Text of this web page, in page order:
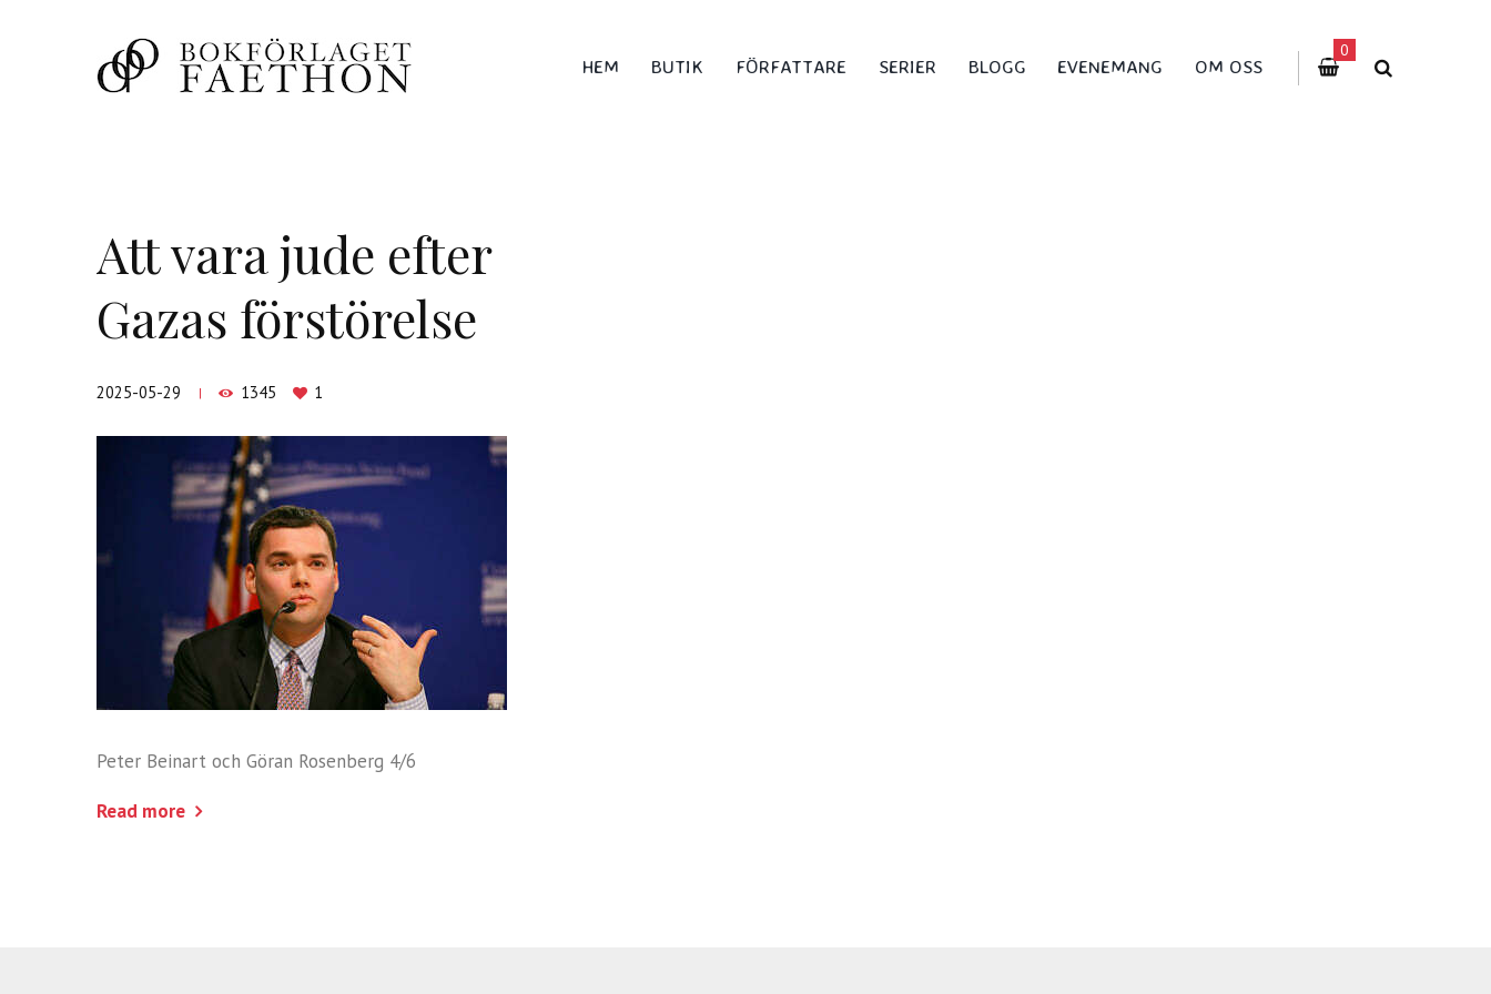
HEM BUTIK FÖRFATTARE SERIER BLOGG EVENEMANG OM OSS
0
Att vara jude efter
Gazas förstörelse
2025-05-29 1345 1
Peter Beinart och Göran Rosenberg 4/6
Read more